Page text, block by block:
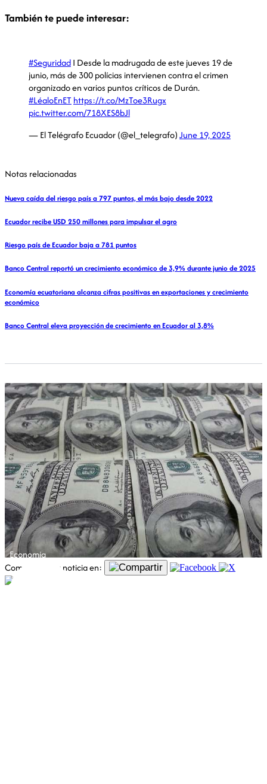
También te puede interesar:
#SeguridadI Desde la madrugada de este jueves 19 de
junio, más de 300 polícias intervienen contra el crimen
organizado en varios puntos críticos de Durán.
#LéaloEnEThttps://t.co/MzToe3Rugx
pic.twitter.com/718XES8bJl
— El Telégrafo Ecuador (@el_telegrafo)June 19, 2025
Notas relacionadas
Nueva caída del riesgo país a 797 puntos, el más bajo desde 2022
Ecuador recibe USD 250 millones para impulsar el agro
Riesgo país de Ecuador baja a 781 puntos
Banco Central reportó un crecimiento económico de 3,9% durante junio de 2025
Economía ecuatoriana alcanza cifras positivas en exportaciones y crecimiento
económico
Banco Central eleva proyección de crecimiento en Ecuador al 3,8%
Comparte esta noticia en:
Economía